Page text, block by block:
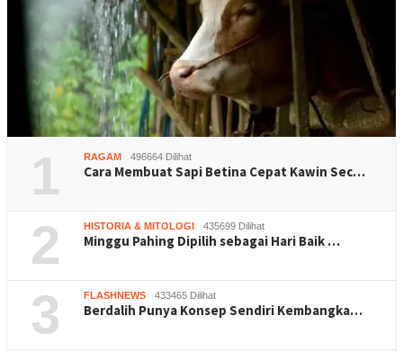
1 RAGAM 496664 Dilihat
Cara Membuat Sapi Betina Cepat Kawin Sec…
2 HISTORIA & MITOLOGI 435699 Dilihat
Minggu Pahing Dipilih sebagai Hari Baik …
3 FLASHNEWS 433465 Dilihat
Berdalih Punya Konsep Sendiri Kembangka…